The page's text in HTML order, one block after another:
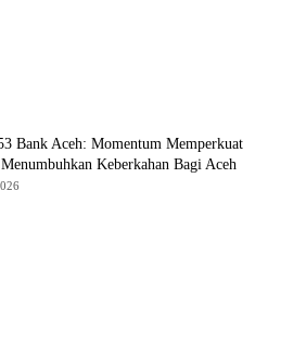
Bank Aceh: Momentum Memperkuat
Keberkahan Bagi Aceh